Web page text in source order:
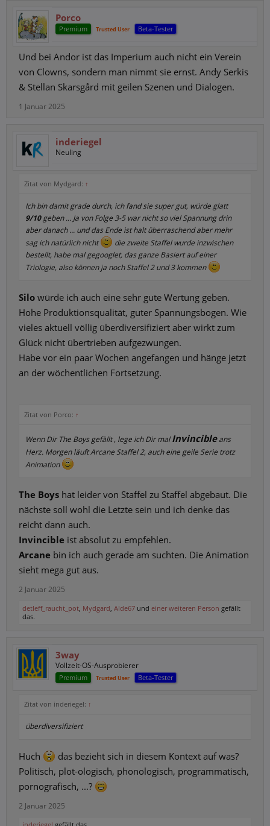
Porco
Premium Trusted User Beta-Tester
Und bei Andor ist das Imperium auch nicht ein Verein
von Clowns, sondern man nimmt sie ernst. Andy Serkis
& Stellan Skarsgård mit geilen Szenen und Dialogen.
1 Januar 2025
inderiegel
Neuling
Zitat von Mydgard: ↑
Ich bin damit grade durch, ich fand sie super gut, würde glatt
9/10geben ... Ja von Folge 3-5 war nicht so viel Spannung drin
aber danach ... und das Ende ist halt überraschend aber mehr
sag ich natürlich nicht
die zweite Staffel wurde inzwischen
bestellt, habe mal gegooglet, das ganze Basiert auf einer
Triologie, also können ja noch Staffel 2 und 3 kommen
Silo würde ich auch eine sehr gute Wertung geben.
Hohe Produktionsqualität, guter Spannungsbogen. Wie
vieles aktuell völlig überdiversifiziert aber wirkt zum
Glück nicht übertrieben aufgezwungen.
Habe vor ein paar Wochen angefangen und hänge jetzt
an der wöchentlichen Fortsetzung.
Zitat von Porco: ↑
Wenn Dir The Boys gefällt , lege ich Dir malInvincibleans
Herz. Morgen läuft Arcane Staffel 2, auch eine geile Serie trotz
Animation
The Boys hat leider von Staffel zu Staffel abgebaut. Die
nächste soll wohl die Letzte sein und ich denke das
reicht dann auch.
Invincible ist absolut zu empfehlen.
Arcane bin ich auch gerade am suchten. Die Animation
sieht mega gut aus.
2 Januar 2025
detleff_raucht_pot, Mydgard, Alde67 und einer weiteren Person gefällt
das.
3way
Vollzeit-OS-Ausprobierer
Premium Trusted User Beta-Tester
Zitat von inderiegel: ↑
überdiversifiziert
Huch
das bezieht sich in diesem Kontext auf was?
Politisch, plot-ologisch, phonologisch, programmatisch,
pornografisch, ...?
2 Januar 2025